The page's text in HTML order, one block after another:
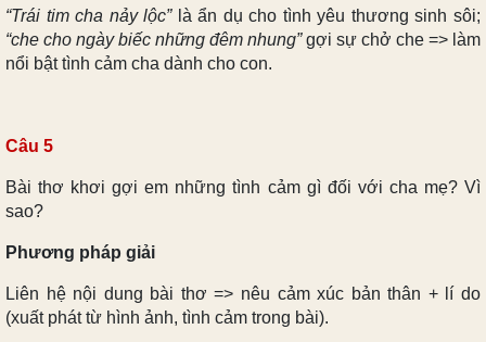
“Trái tim cha nảy lộc”là ẩn dụ cho tình yêu thương sinh sôi;
“che cho ngày biếc những đêm nhung”gợi sự chở che => làm
nổi bật tình cảm cha dành cho con.
Câu 5
Bài thơ khơi gợi em những tình cảm gì đối với cha mẹ? Vì
sao?
Phương pháp giải
Liên hệ nội dung bài thơ => nêu cảm xúc bản thân + lí do
(xuất phát từ hình ảnh, tình cảm trong bài).